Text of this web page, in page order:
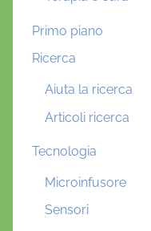
Primo piano
Ricerca
Aiuta la ricerca
Articoli ricerca
Tecnologia
Microinfusore
Sensori